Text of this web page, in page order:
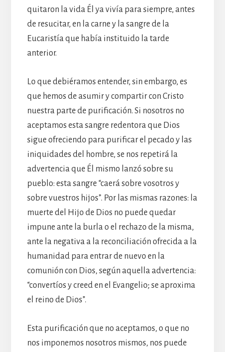
quitaron la vida Él ya vivía para siempre, antes
de resucitar, en la carne y la sangre de la
Eucaristía que había instituido la tarde
anterior.
Lo que debiéramos entender, sin embargo, es
que hemos de asumir y compartir con Cristo
nuestra parte de purificación. Si nosotros no
aceptamos esta sangre redentora que Dios
sigue ofreciendo para purificar el pecado y las
iniquidades del hombre, se nos repetirá la
advertencia que Él mismo lanzó sobre su
pueblo: esta sangre “caerá sobre vosotros y
sobre vuestros hijos”. Por las mismas razones: la
muerte del Hijo de Dios no puede quedar
impune ante la burla o el rechazo de la misma,
ante la negativa a la reconciliación ofrecida a la
humanidad para entrar de nuevo en la
comunión con Dios, según aquella advertencia:
“convertíos y creed en el Evangelio; se aproxima
el reino de Dios”.
Esta purificación que no aceptamos, o que no
nos imponemos nosotros mismos, nos puede